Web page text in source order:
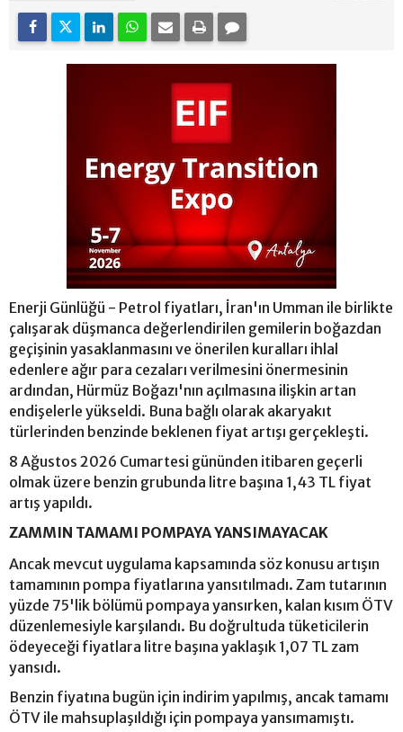
Enerji Günlüğü - Petrol fiyatları, İran'ın Umman ile birlikte
çalışarak düşmanca değerlendirilen gemilerin boğazdan
geçişinin yasaklanmasını ve önerilen kuralları ihlal
edenlere ağır para cezaları verilmesini önermesinin
ardından, Hürmüz Boğazı'nın açılmasına ilişkin artan
endişelerle yükseldi. Buna bağlı olarak akaryakıt
türlerinden benzinde beklenen fiyat artışı gerçekleşti.
8 Ağustos 2026 Cumartesi gününden itibaren geçerli
olmak üzere benzin grubunda litre başına 1,43 TL fiyat
artış yapıldı.
ZAMMIN TAMAMI POMPAYA YANSIMAYACAK
Ancak mevcut uygulama kapsamında söz konusu artışın
tamamının pompa fiyatlarına yansıtılmadı. Zam tutarının
yüzde 75'lik bölümü pompaya yansırken, kalan kısım ÖTV
düzenlemesiyle karşılandı. Bu doğrultuda tüketicilerin
ödeyeceği fiyatlara litre başına yaklaşık 1,07 TL zam
yansıdı.
Benzin fiyatına bugün için indirim yapılmış, ancak tamamı
ÖTV ile mahsuplaşıldığı için pompaya yansımamıştı.